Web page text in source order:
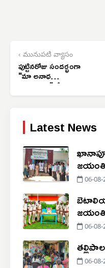
‹ మునుపటి వ్యాసం
పుట్టినరోజు సందర్భంగా
"మా అనాధ
వృద్ధాశ్రమం"లో దాతృత్వ
సేవలు
Latest News
జయంతి
06-08-
జయంతి
06-08-
06-08-